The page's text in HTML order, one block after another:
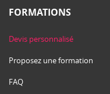
FORMATIONS
Devis personnalisé
Proposez une formation
FAQ